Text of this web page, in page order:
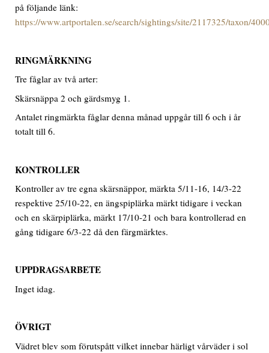
på följande länk:
https://www.artportalen.se/search/sightings/site/2117325/taxon/
RINGMÄRKNING
Tre fåglar av två arter:
Skärsnäppa 2 och gärdsmyg 1.
Antalet ringmärkta fåglar denna månad uppgår till 6 och i år
totalt till 6.
KONTROLLER
Kontroller av tre egna skärsnäppor, märkta 5/11-16, 14/3-22
respektive 25/10-22, en ängspiplärka märkt tidigare i veckan
och en skärpiplärka, märkt 17/10-21 och bara kontrollerad en
gång tidigare 6/3-22 då den färgmärktes.
UPPDRAGSARBETE
Inget idag.
ÖVRIGT
Vädret blev som förutspått vilket innebar härligt vårväder i sol